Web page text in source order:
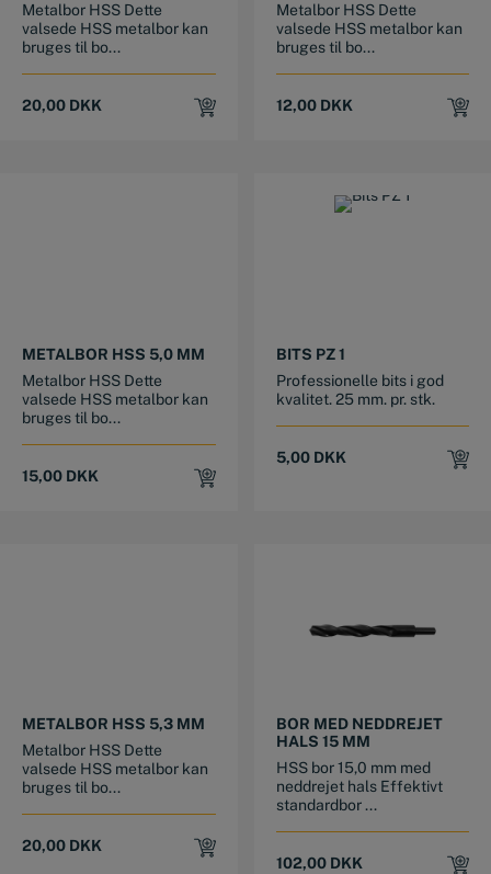
Metalbor HSS Dette
valsede HSS metalbor kan
bruges til bo...
20,00 DKK
Metalbor HSS Dette
valsede HSS metalbor kan
bruges til bo...
12,00 DKK
METALBOR HSS 5,0 MM
Metalbor HSS Dette
valsede HSS metalbor kan
bruges til bo...
15,00 DKK
BITS PZ 1
Professionelle bits i god
kvalitet. 25 mm. pr. stk.
5,00 DKK
METALBOR HSS 5,3 MM
Metalbor HSS Dette
valsede HSS metalbor kan
bruges til bo...
20,00 DKK
BOR MED NEDDREJET
HALS 15 MM
HSS bor 15,0 mm med
neddrejet hals Effektivt
standardbor ...
102,00 DKK